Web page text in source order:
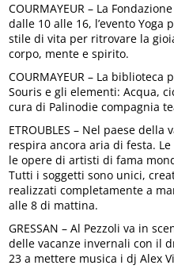
COURMAYEUR – La
dalle 10 alle 16, l’evento
stile di vita per ritrovare la
corpo, mente e spirito.
COURMAYEUR – La
Souris e gli elementi: Acqua,
cura di Palinodie compagnia
ETROUBLES – Nel paese
respira ancora aria di festa.
le opere di artisti di fama
Tutti i soggetti sono unici,
realizzati completamente a
alle 8 di mattina.
GRESSAN – Al Pezzoli va in
delle vacanze invernali con il
23 a mettere musica i dj Alex